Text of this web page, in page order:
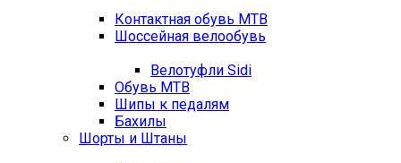
Контактная обувь MTB
Шоссейная велообувь
Велотуфли Sidi
Обувь MTB
Шипы к педалям
Бахилы
Шорты и Штаны